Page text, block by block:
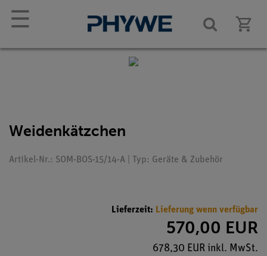
☰
Weidenkätzchen
Artikel-Nr.: SOM-BOS-15/14-A | Typ: Geräte & Zubehör
Lieferzeit: Lieferung wenn verfügbar
570,00 EUR
678,30 EUR inkl. MwSt.